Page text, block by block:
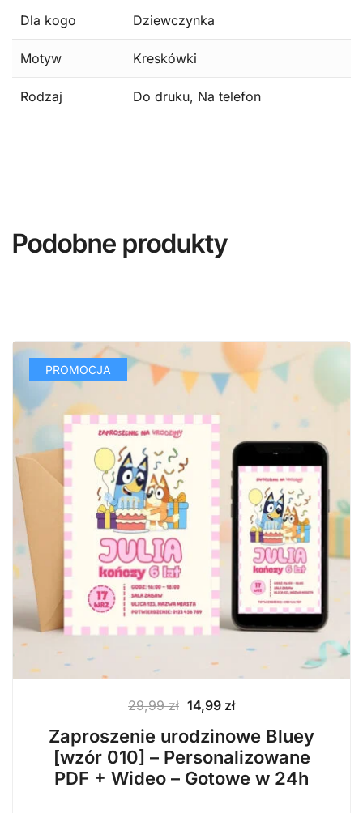
Dla kogo Dziewczynka
Motyw Kreskówki
Rodzaj Do druku, Na telefon
Podobne produkty
PROMOCJA
29,99zł Pierwotna
cena
wynosiła:
29,99 zł.
14,99 złAktualna
wynosi:
14,99 zł.
Zaproszenie urodzinowe Bluey
[wzór 010] – Personalizowane
PDF + Wideo – Gotowe w 24h